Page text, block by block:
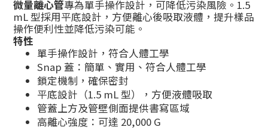
微量離心管專為單手操作設計，可降低污染風險。1.5
mL 型採用平底設計，方便離心後吸取液體，提升樣品
操作便利性並降低污染可能。
特性
單手操作設計，符合人體工學
Snap 蓋：簡單、實用、符合人體工學
鎖定機制，確保密封
平底設計（1.5 mL 型），方便液體吸取
管蓋上方及管壁側面提供書寫區域
高離心強度：可達 20,000 G